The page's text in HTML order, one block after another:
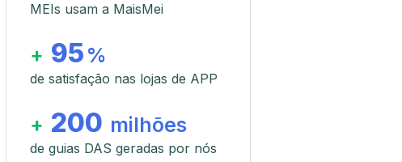
MEIs usam a MaisMei
+ 95 %
de satisfação nas lojas de APP
+ 200 milhões
de guias DAS geradas por nós